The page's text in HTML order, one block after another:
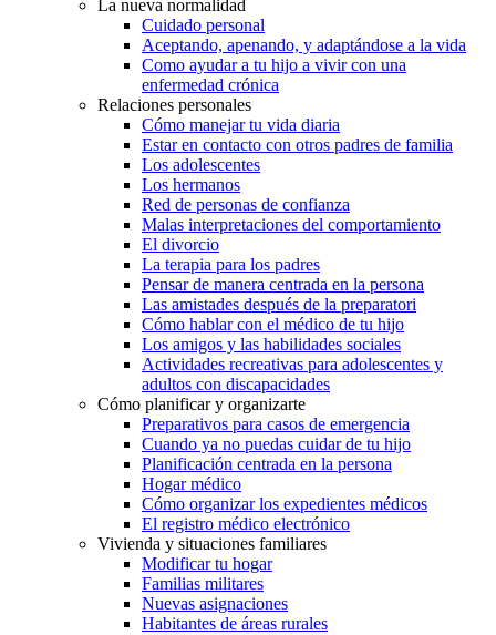
La nueva normalidad
Cuidado personal
Aceptando, apenando, y adaptándose a la vida
Como ayudar a tu hijo a vivir con una
enfermedad crónica
Relaciones personales
Cómo manejar tu vida diaria
Estar en contacto con otros padres de familia
Los adolescentes
Los hermanos
Red de personas de confianza
Malas interpretaciones del comportamiento
El divorcio
La terapia para los padres
Pensar de manera centrada en la persona
Las amistades después de la preparatori
Cómo hablar con el médico de tu hijo
Los amigos y las habilidades sociales
Actividades recreativas para adolescentes y
adultos con discapacidades
Cómo planificar y organizarte
Preparativos para casos de emergencia
Cuando ya no puedas cuidar de tu hijo
Planificación centrada en la persona
Hogar médico
Cómo organizar los expedientes médicos
El registro médico electrónico
Vivienda y situaciones familiares
Modificar tu hogar
Familias militares
Nuevas asignaciones
Habitantes de áreas rurales